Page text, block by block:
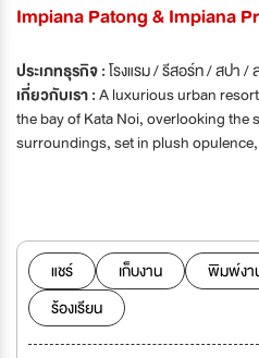
Impiana Patong & Impiana
ประเภทธุรกิจ :โรงแรม / รีสอร์ท / สปา
เกี่ยวกับเรา :A luxurious urban
the bay of Kata Noi, overlooking the
surroundings, set in plush
The best features of our private
glass front walls to capture the
sunsets in the West from all rooms
so that every view is breathtaking. All villa, Deluxe, Grand, Family and
Honeymoon suite come with free
anticipate your every need and a
cliffs. When you require some
แชร์ เก็บงาน
พิมพ์งา
ร้องเรียน